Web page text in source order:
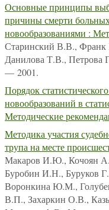
Основные принципы
причины смерти
новообразованиями :
Старинский В.В.,
Данилова Т.В.,
— 2001.
Порядок
новообразований в
Методические
Методика участия
трупа на месте
Макаров И.Ю., Кочоян
Буробин И.Н., Буруков
Воронкина Ю.М.,
В.П., Захаркин О.В.,